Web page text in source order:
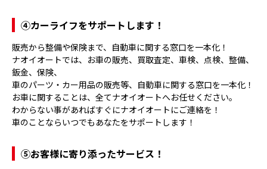
④カーライフをサポートします！
販売から整備や保険まで、自動車に関する窓口を一本化！
ナオイオートでは、お車の販売、買取査定、車検、点検、整備、
鈑金、保険、
車のパーツ・カー用品の販売等、自動車に関する窓口を一本化！
お車に関することは、全てナオイオートへお任せください。
わからない事があればすぐにナオイオートにご連絡を！
車のことならいつでもあなたをサポートします！
⑤お客様に寄り添ったサービス！